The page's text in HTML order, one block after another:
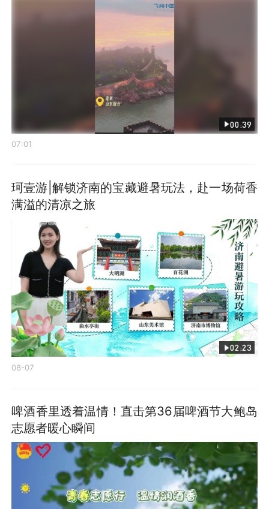
00:39
07:01
珂壹游|解锁济南的宝藏避暑玩法，赴一场荷香
满溢的清凉之旅
02:23
08-07
啤酒香里透着温情！直击第36届啤酒节大鲍岛
志愿者暖心瞬间